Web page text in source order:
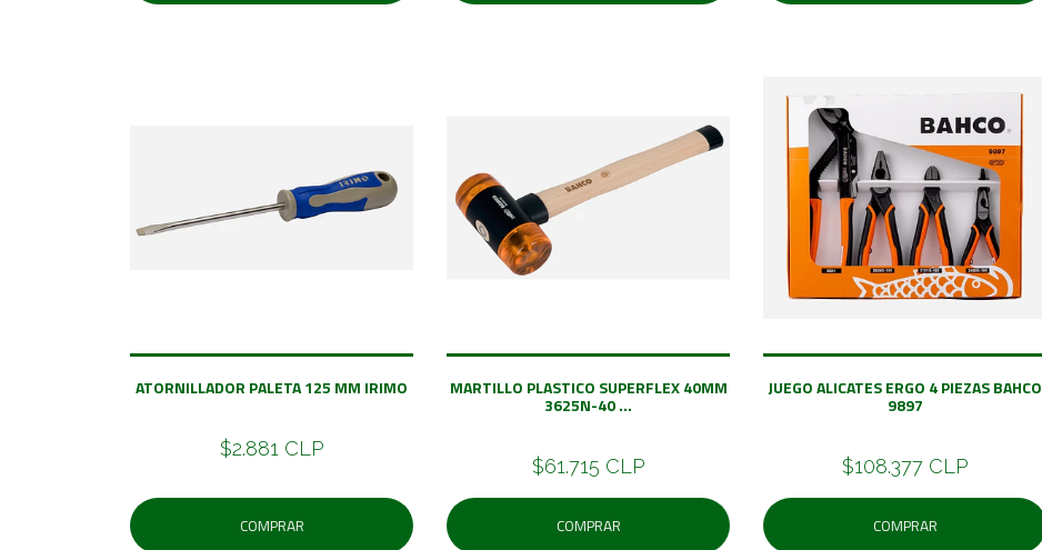
ATORNILLADOR PALETA 125 MM IRIMO
$2.881 CLP
COMPRAR
MARTILLO PLASTICO SUPERFLEX 40MM
3625N-40 ...
$61.715 CLP
COMPRAR
JUEGO ALICATES ERGO 4 PIEZAS BAHCO
9897
$108.377 CLP
COMPRAR